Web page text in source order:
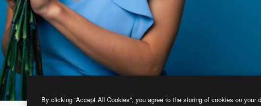
By clicking “Accept All Cookies”, you agree to the storing of cookies on your